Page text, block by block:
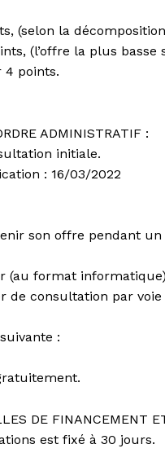
(selon la
(l’offre la plus
4 points.
ADMINISTRATIF :
initiale.
: 16/03/2022
son offre pendant
format informatique)
de consultation par
:
DE FINANCEMENT
est fixé à 30 jours.